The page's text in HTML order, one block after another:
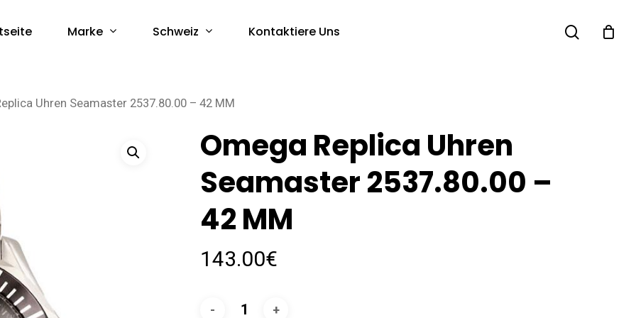
Marke Schweiz Kontaktiere Uns search
Uhren Seamaster 2537.80.00 – 42 MM
Omega Replica Uhren
Seamaster 2537.80.00 –
42 MM
143.00€